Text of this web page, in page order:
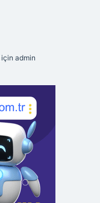
için admin